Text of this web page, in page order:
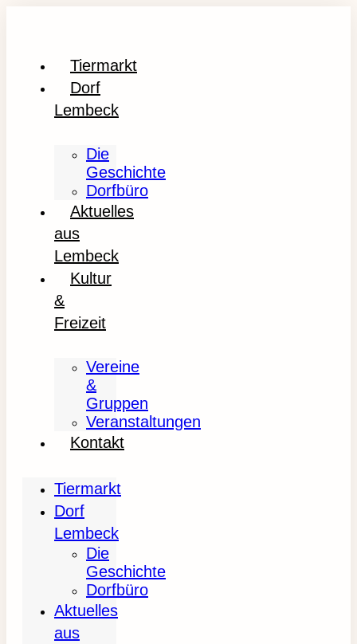
Tiermarkt
Dorf
Lembeck
Die
Geschichte
Dorfbüro
Aktuelles
aus
Lembeck
Kultur
&
Freizeit
Vereine
&
Gruppen
Veranstaltungen
Kontakt
Tiermarkt
Dorf
Lembeck
Die
Geschichte
Dorfbüro
Aktuelles
aus